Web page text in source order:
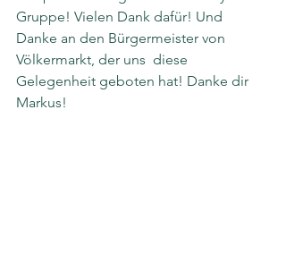
Gruppe! Vielen Dank dafür! Und
Danke an den Bürgermeister von
Völkermarkt, der uns  diese
Gelegenheit geboten hat! Danke dir
Markus!